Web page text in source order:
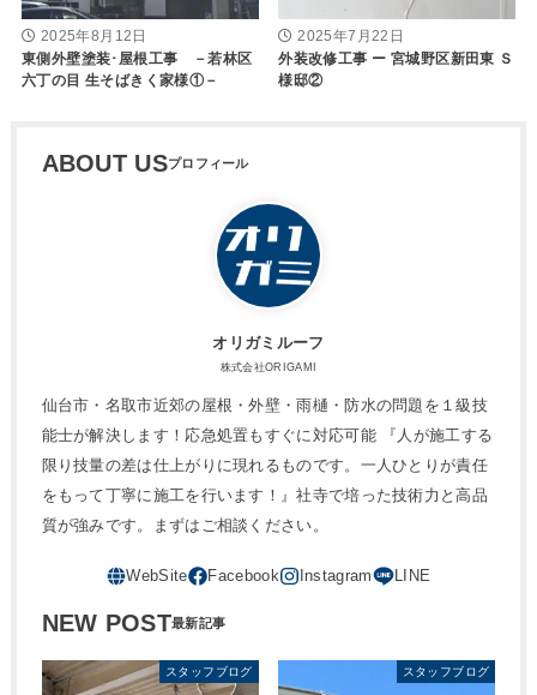
2025年8月12日
東側外壁塗装･屋根工事 －若林区
六丁の目 生そばきく家様①－
2025年7月22日
外装改修工事 ー 宮城野区新田東 Ｓ
様邸②
ABOUT US
オリガミルーフ
株式会社ORIGAMI
仙台市・名取市近郊の屋根・外壁・雨樋・防水の問題を１級技
能士が解決します！応急処置もすぐに対応可能 『人が施工する
限り技量の差は仕上がりに現れるものです。一人ひとりが責任
をもって丁寧に施工を行います！』社寺で培った技術力と高品
質が強みです。まずはご相談ください。
NEW POST
スタッフブログ スタッフブログ